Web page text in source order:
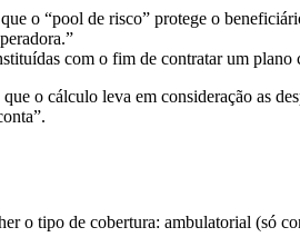
o “pool de risco” protege o
com o fim de contratar um plano
o cálculo leva em consideração as
o tipo de cobertura: ambulatorial (só